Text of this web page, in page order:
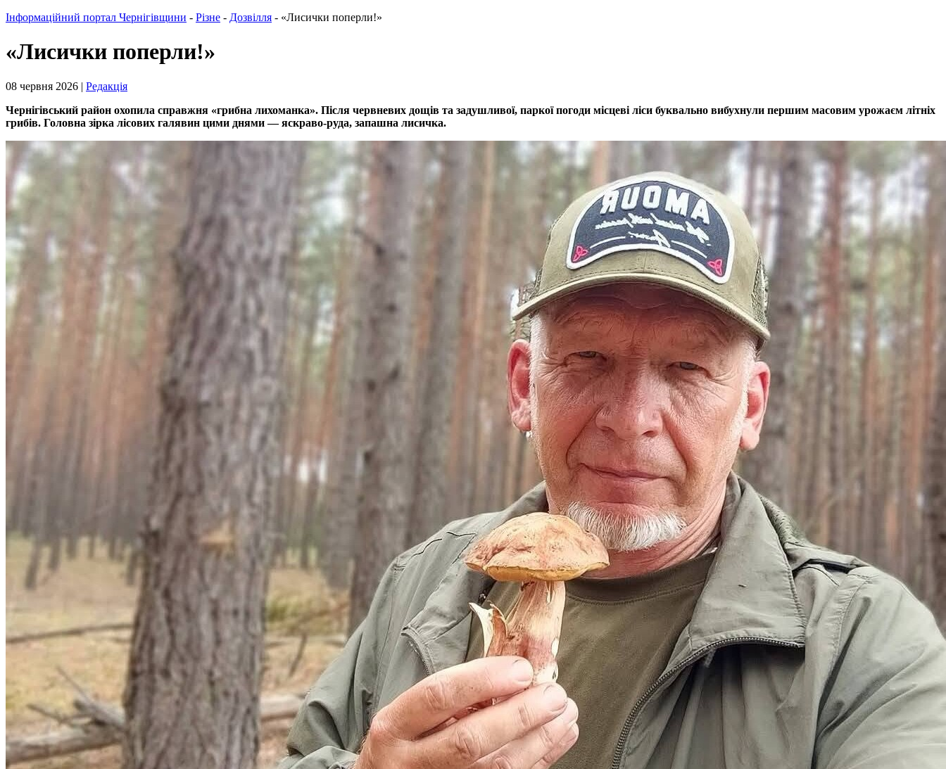
Інформаційний портал Чернігівщини - Різне - Дозвілля - «Лисички поперли!»
«Лисички поперли!»
08 червня 2026 | Редакція
Чернігівський район охопила справжня «грибна лихоманка». Після червневих дощів та задушливої, паркої погоди місцеві ліси буквально вибухнули першим масовим урожаєм літніх
грибів. Головна зірка лісових галявин цими днями — яскраво-руда, запашна лисичка.